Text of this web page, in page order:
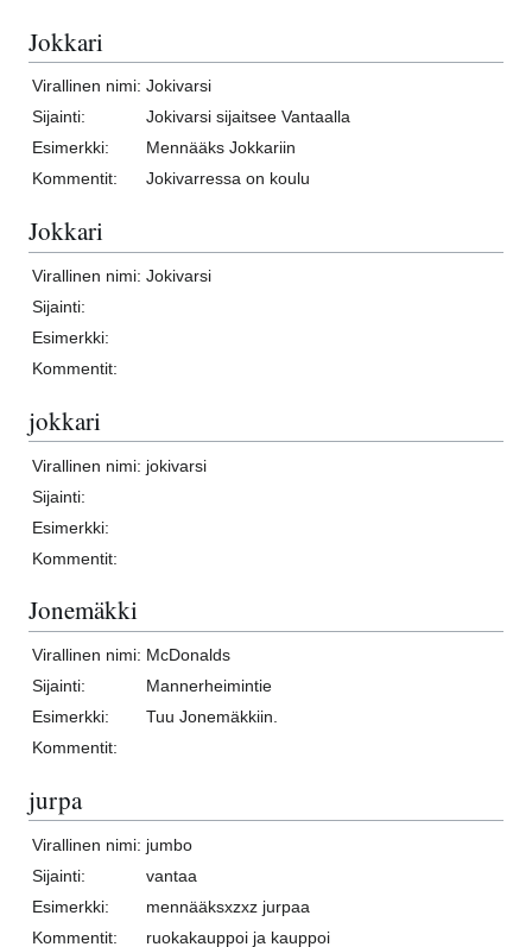
Jokkari
Virallinen nimi: Jokivarsi
Sijainti:
Jokivarsi sijaitsee Vantaalla
Esimerkki:
Mennääks Jokkariin
Kommentit:
Jokivarressa on koulu
Jokkari
Virallinen nimi: Jokivarsi
Sijainti:
Esimerkki:
Kommentit:
jokkari
Virallinen nimi: jokivarsi
Sijainti:
Esimerkki:
Kommentit:
Jonemäkki
Virallinen nimi: McDonalds
Sijainti:
Mannerheimintie
Esimerkki:
Tuu Jonemäkkiin.
Kommentit:
jurpa
Virallinen nimi: jumbo
Sijainti:
vantaa
Esimerkki:
mennääksxzxz jurpaa
Kommentit:
ruokakauppoi ja kauppoi